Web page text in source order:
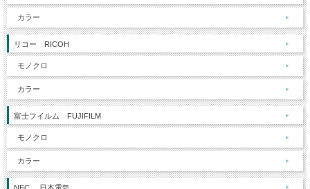
カラー
リコー RICOH
モノクロ
カラー
富士フイルム FUJIFILM
モノクロ
カラー
NEC 日本電気